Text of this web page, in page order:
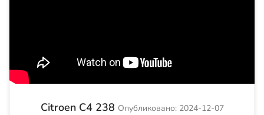
Citroen C4 238 Опубликовано: 2024-12-07